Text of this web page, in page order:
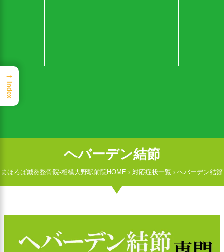
ヘバーデン結節
まほろば鍼灸整骨院-相模大野駅前院HOME › 対応症状一覧 › ヘバーデン結節
→
Index